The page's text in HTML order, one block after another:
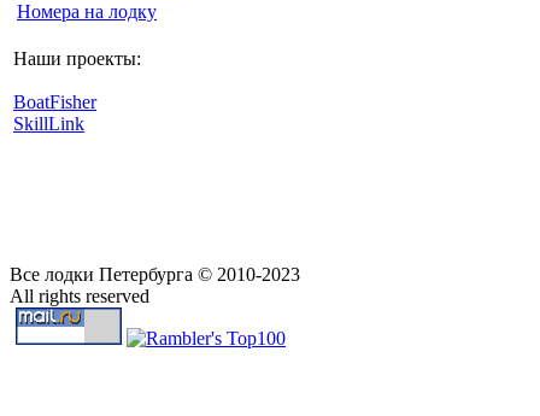
Номера на лодку
Наши проекты:
BoatFisher
SkillLink
Все лодки Петербурга © 2010-2023
All rights reserved